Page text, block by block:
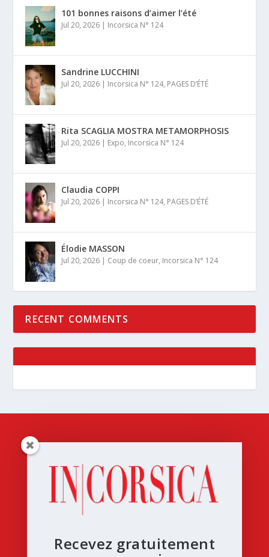
101 bonnes raisons d’aimer l’été
Jul 20, 2026 | Incorsica N° 124
Sandrine LUCCHINI
Jul 20, 2026 | Incorsica N° 124, PAGES D’ÉTÉ
Rita SCAGLIA MOSTRA METAMORPHOSIS
Jul 20, 2026 | Expo, Incorsica N° 124
Claudia COPPI
Jul 20, 2026 | Incorsica N° 124, PAGES D’ÉTÉ
Élodie MASSON
Jul 20, 2026 | Coup de coeur, Incorsica N° 124
RECENT COMMENTS
Recevez gratuitement